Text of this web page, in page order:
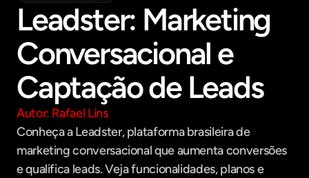
Get in touch
Leadster: Marketing
Conversacional e
Captação de Leads
Autor: Rafael Lins
Conheça a Leadster, plataforma brasileira de
marketing conversacional que aumenta conversões
e qualifica leads. Veja funcionalidades, planos e